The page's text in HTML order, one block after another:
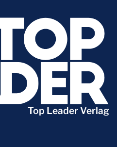
Top Leader Verlag